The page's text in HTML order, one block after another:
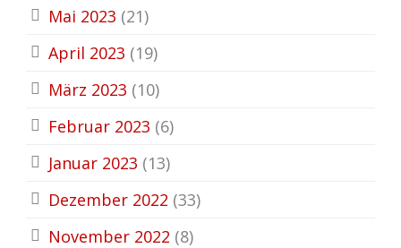
Mai 2023 (21)
April 2023 (19)
März 2023 (10)
Februar 2023 (6)
Januar 2023 (13)
Dezember 2022 (33)
November 2022 (8)